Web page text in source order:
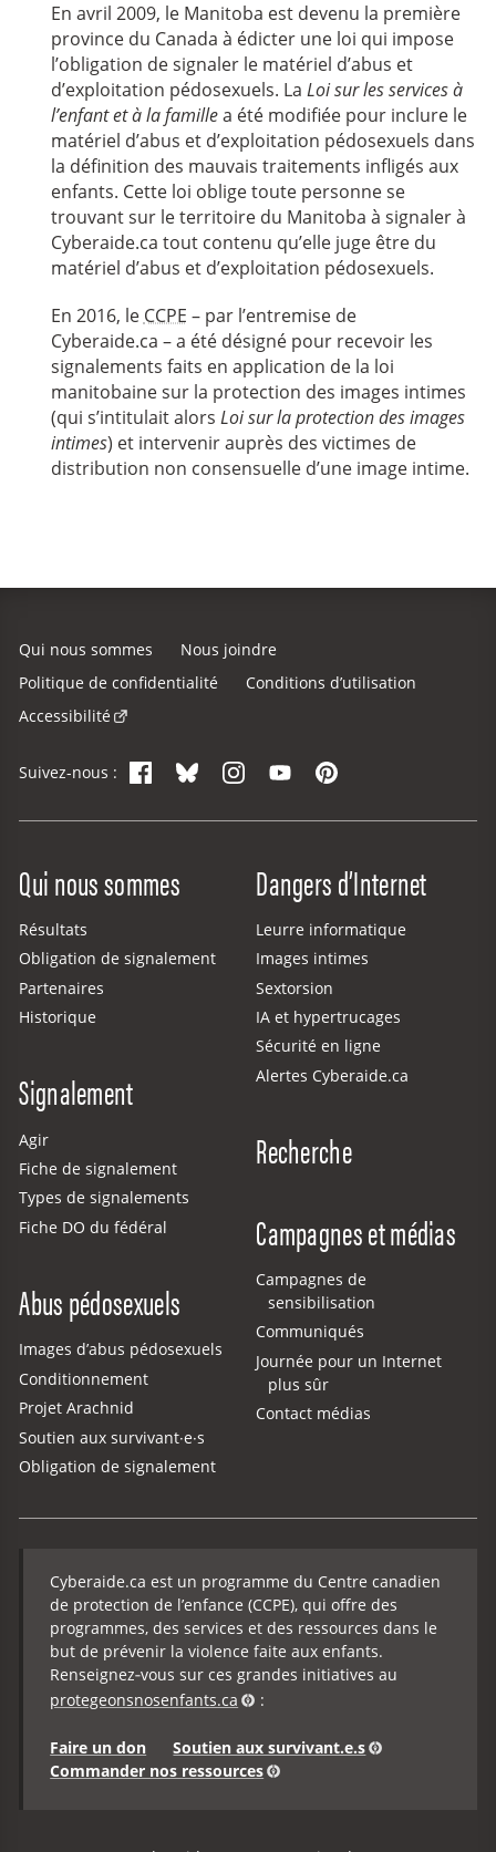
En avril 2009, le Manitoba est devenu la première
province du Canada à édicter une loi qui impose
l’obligation de signaler le matériel d’abus et
d’exploitation pédosexuels. La Loi sur les services à
l’enfant et à la famillea été modifiée pour inclure le
matériel d’abus et d’exploitation pédosexuels dans
la définition des mauvais traitements infligés aux
enfants. Cette loi oblige toute personne se
trouvant sur le territoire du Manitoba à signaler à
Cyberaide.ca tout contenu qu’elle juge être du
matériel d’abus et d’exploitation pédosexuels.
En 2016, le CCPE – par l’entremise de
Cyberaide.ca – a été désigné pour recevoir les
signalements faits en application de la loi
manitobaine sur la protection des images intimes
(qui s’intitulait alors Loi sur la protection des images
intimes) et intervenir auprès des victimes de
distribution non consensuelle d’une image intime.
Qui nous sommes
Nous joindre
Politique de confidentialité
Conditions d’utilisation
Accessibilité
Suivez-nous : FacebookBlueskyInstagram
YouTubePinterest
Qui nous sommes
Résultats
Obligation de signalement
Partenaires
Historique
Signalement
Agir
Fiche de signalement
Types de signalements
Fiche DO du fédéral
Abus pédosexuels
Images d’abus pédosexuels
Conditionnement
Projet Arachnid
Soutien aux survivant·e·s
Obligation de signalement
Dangers d’Internet
Leurre informatique
Images intimes
Sextorsion
IA et hypertrucages
Sécurité en ligne
Alertes Cyberaide.ca
Recherche
Campagnes et médias
Campagnes de
sensibilisation
Communiqués
Journée pour un Internet
plus sûr
Contact médias
Cyberaide.ca est un programme du Centre canadien
de protection de l’enfance (CCPE), qui offre des
programmes, des services et des ressources dans le
but de prévenir la violence faite aux enfants.
Renseignez‑vous sur ces grandes initiatives au
protegeonsnosenfants.ca
:
Faire un don
Soutien aux survivant.e.s
Commander nos ressources